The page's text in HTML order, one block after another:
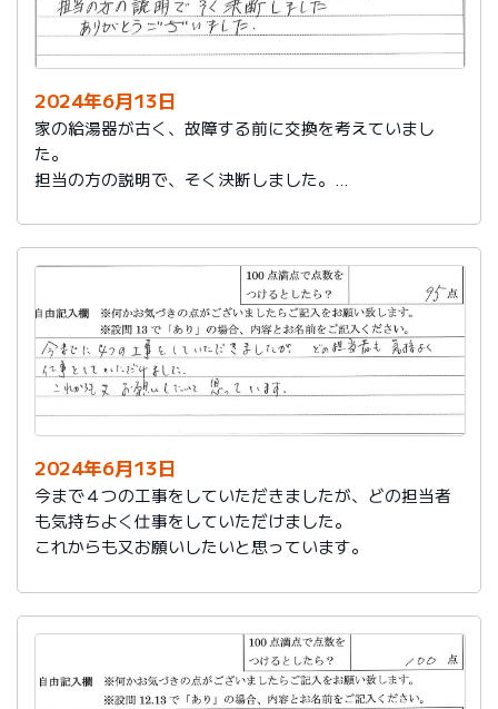
2024年6月13日
家の給湯器が古く、故障する前に交換を考えていまし
た。
担当の方の説明で、そく決断しました。
2024年6月13日
今まで４つの工事をしていただきましたが、どの担当者
も気持ちよく仕事をしていただけました。
これからも又お願いしたいと思っています。